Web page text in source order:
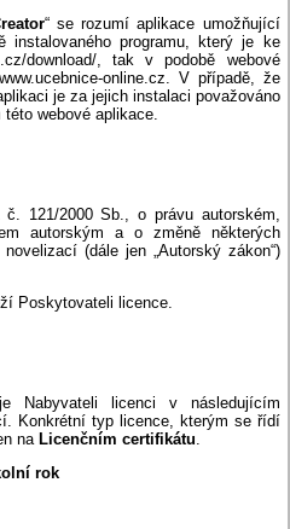
“ se rozumí aplikace umožňující
programu, který je ke
download/, tak v podobě webové
online.cz. V případě, že
je za jejich instalaci považováno
webové aplikace.
121/2000 Sb., o právu autorském,
autorským a o změně některých
(dále jen „Autorský zákon“)
Poskytovateli licence.
Nabyvateli licenci v následujícím
Konkrétní typ licence, kterým se řídí
na Licenčním certifikátu.
rok